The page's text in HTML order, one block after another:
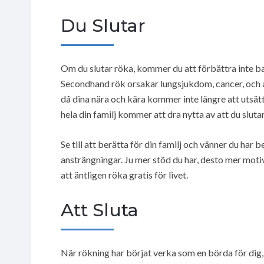
Du Slutar
Om du slutar röka, kommer du att förbättra inte
Secondhand rök orsakar lungsjukdom, cancer,
då dina nära och kära kommer inte längre att
hela din familj kommer att dra nytta av att du
Se till att berätta för din familj och vänner du har
ansträngningar. Ju mer stöd du har, desto mer
att äntligen röka gratis för livet.
Att Sluta
När rökning har börjat verka som en börda för